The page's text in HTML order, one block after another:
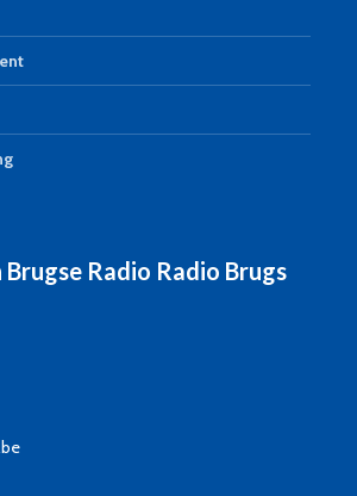
Radio Radio Brugs